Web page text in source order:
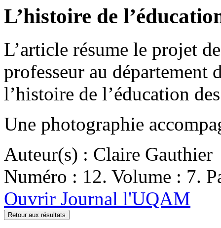
L’histoire de
L’article résume le projet
professeur au département
l’histoire de l’éducation
Une photographie
Auteur(s) : Claire Gauthier
Numéro : 12. Volume : 7.
Ouvrir Journal l'UQAM
Retour aux résultats